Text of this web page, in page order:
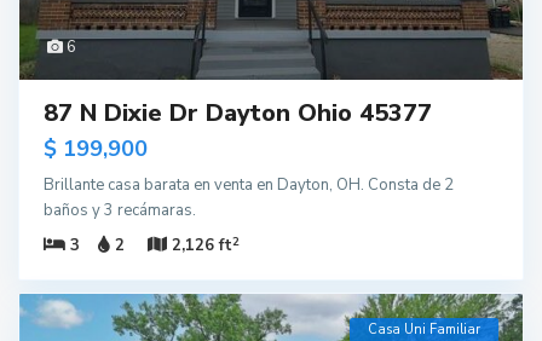
6
87 N Dixie Dr Dayton Ohio 45377
$ 199,900
Brillante casa barata en venta en Dayton, OH. Consta de 2
baños y 3 recámaras.
3
2 2,126 ft2
Casa Uni Familiar